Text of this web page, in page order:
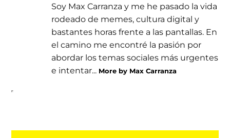
Soy Max Carranza y me he pasado la vida
rodeado de memes, cultura digital y
bastantes horas frente a las pantallas. En
el camino me encontré la pasión por
abordar los temas sociales más urgentes
e intentar... More by Max Carranza